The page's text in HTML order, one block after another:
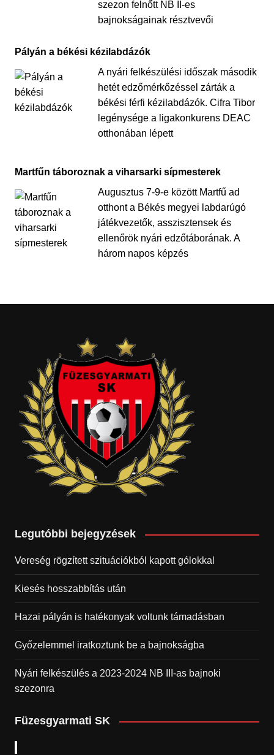
szezon felnőtt NB II-es
bajnokságainak résztvevői
Pályán a békési kézilabdázók
A nyári felkészülési időszak második
hetét edzőmérkőzéssel zárták a
békési férfi kézilabdázók. Cifra Tibor
legénysége a ligakonkurens DEAC
otthonában lépett
Martfűn táboroznak a viharsarki sípmesterek
Augusztus 7-9-e között Martfű ad
otthont a Békés megyei labdarúgó
játékvezetők, asszisztensek és
ellenőrök nyári edzőtáborának. A
három napos képzés
Legutóbbi bejegyzések
Vereség rögzített szituációkból kapott gólokkal
Kiesés hosszabbítás után
Hazai pályán is hatékonyak voltunk támadásban
Győzelemmel iratkoztunk be a bajnokságba
Nyári felkészülés a 2023-2024 NB III-as bajnoki
szezonra
Füzesgyarmati SK